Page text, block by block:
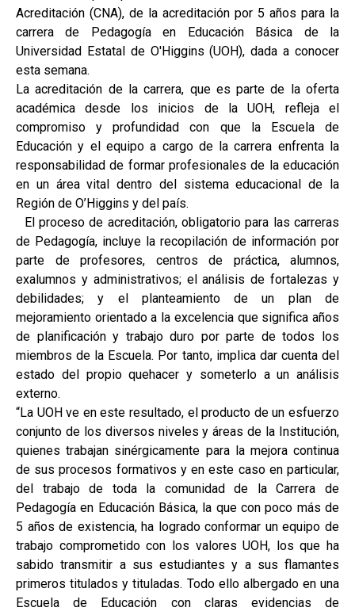
Acreditación (CNA), de la acreditación por 5 años para la
carrera de Pedagogía en Educación Básica de la
Universidad Estatal de O'Higgins (UOH), dada a conocer
esta semana.
La acreditación de la carrera, que es parte de la oferta
académica desde los inicios de la UOH, refleja el
compromiso y profundidad con que la Escuela de
Educación y el equipo a cargo de la carrera enfrenta la
responsabilidad de formar profesionales de la educación
en un área vital dentro del sistema educacional de la
Región de O’Higgins y del país.
El proceso de acreditación, obligatorio para las carreras
de Pedagogía, incluye la recopilación de información por
parte de profesores, centros de práctica, alumnos,
exalumnos y administrativos; el análisis de fortalezas y
debilidades; y el planteamiento de un plan de
mejoramiento orientado a la excelencia que significa años
de planificación y trabajo duro por parte de todos los
miembros de la Escuela. Por tanto, implica dar cuenta del
estado del propio quehacer y someterlo a un análisis
externo.
“La UOH ve en este resultado, el producto de un esfuerzo
conjunto de los diversos niveles y áreas de la Institución,
quienes trabajan sinérgicamente para la mejora continua
de sus procesos formativos y en este caso en particular,
del trabajo de toda la comunidad de la Carrera de
Pedagogía en Educación Básica, la que con poco más de
5 años de existencia, ha logrado conformar un equipo de
trabajo comprometido con los valores UOH, los que ha
sabido transmitir a sus estudiantes y a sus flamantes
primeros titulados y tituladas. Todo ello albergado en una
Escuela de Educación con claras evidencias de